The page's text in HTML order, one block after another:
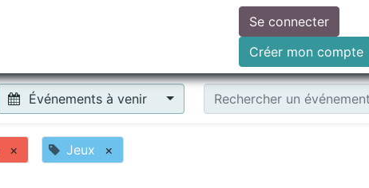
Faire un don
Se connecter
Créer mon compte
Événements à venir
× Jeux ×